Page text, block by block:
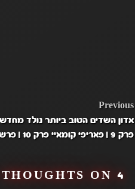
POST
NAVIGATION
Previous
אדון השדים הטוב ביותר נולד
פרק 9 | פאריפי קומאיי פרק 10 | פרשתי כגיבור פרק 9
4 THOUGHTS ON “